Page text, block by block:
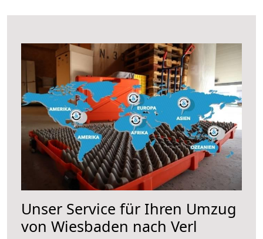
Unser Service für Ihren Umzug
von Wiesbaden nach Verl